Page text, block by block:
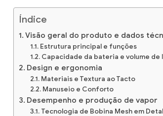
Índice
Visão geral do produto e dados
Estrutura principal e funções
Capacidade da bateria e volume de
Design e ergonomia
Materiais e Textura ao Tacto
Manuseio e Conforto
Desempenho e produção de vapor
Tecnologia de Bobina Mesh em